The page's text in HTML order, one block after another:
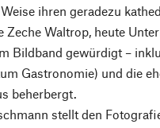
ihren geradezu
Zeche Waltrop, heute
Bildband gewürdigt –
Gastronomie) und die
beherbergt.
stellt den